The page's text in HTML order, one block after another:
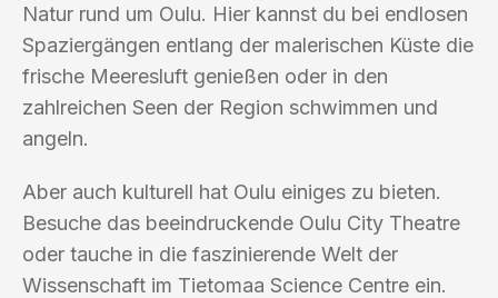
Natur rund um Oulu. Hier kannst du bei endlosen
Spaziergängen entlang der malerischen Küste die
frische Meeresluft genießen oder in den
zahlreichen Seen der Region schwimmen und
angeln.
Aber auch kulturell hat Oulu einiges zu bieten.
Besuche das beeindruckende Oulu City Theatre
oder tauche in die faszinierende Welt der
Wissenschaft im Tietomaa Science Centre ein.